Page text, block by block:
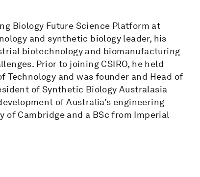
Biology Future Science Platform at
and synthetic biology leader, his
biotechnology and biomanufacturing
Prior to joining CSIRO, he held
Technology and was founder and Head of
of Synthetic Biology Australasia
of Australia’s engineering
of Cambridge and a BSc from Imperial